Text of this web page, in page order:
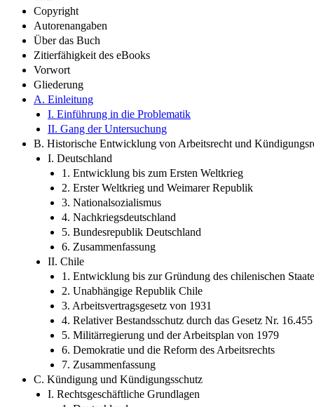
Copyright
Autorenangaben
Über das Buch
Zitierfähigkeit des eBooks
Vorwort
Gliederung
A. Einleitung
I. Einführung in die Problematik
II. Gang der Untersuchung
B. Historische Entwicklung von Arbeitsrecht und
I. Deutschland
1. Entwicklung bis zum Ersten Weltkrieg
2. Erster Weltkrieg und Weimarer Republik
3. Nationalsozialismus
4. Nachkriegsdeutschland
5. Bundesrepublik Deutschland
6. Zusammenfassung
II. Chile
1. Entwicklung bis zur Gründung des chilenischen
2. Unabhängige Republik Chile
3. Arbeitsvertragsgesetz von 1931
4. Relativer Bestandsschutz durch das Gesetz Nr. 16.455
5. Militärregierung und der Arbeitsplan von 1979
6. Demokratie und die Reform des Arbeitsrechts
7. Zusammenfassung
C. Kündigung und Kündigungsschutz
I. Rechtsgeschäftliche Grundlagen